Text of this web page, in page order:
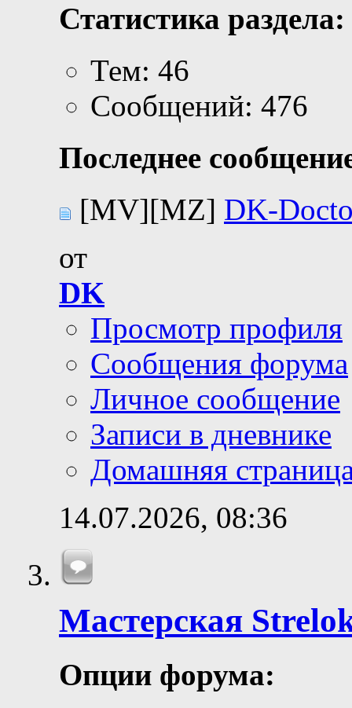
Статистика раздела:
Тем: 46
Сообщений: 476
Последнее
[MV][MZ] DK-
от
DK
Просмотр профиля
Сообщения форума
Личное сообщение
Записи в дневнике
Домашняя
14.07.2026, 08:36
Мастерская
Опции форума: